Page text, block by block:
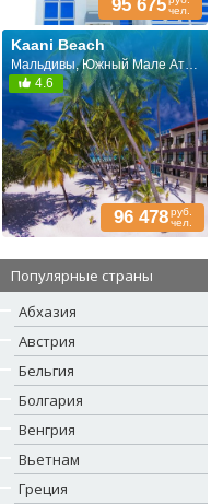
95 675чел.
Kaani Beach
Мальдивы, Южный Мале Атолл
4.6
96 478руб.
чел.
Популярные страны
Абхазия
Австрия
Бельгия
Болгария
Венгрия
Вьетнам
Греция